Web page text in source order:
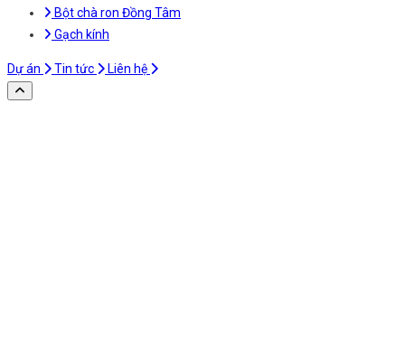
Bột chà ron Đồng Tâm
Gạch kính
Dự án Tin tức Liên hệ